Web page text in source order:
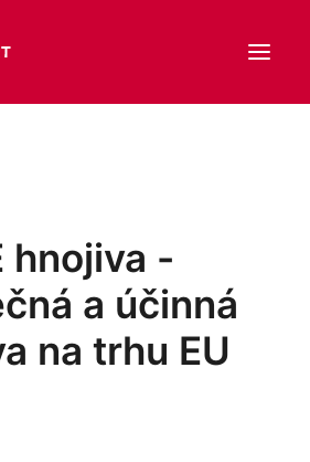
hnojiva -
a účinná
na trhu EU